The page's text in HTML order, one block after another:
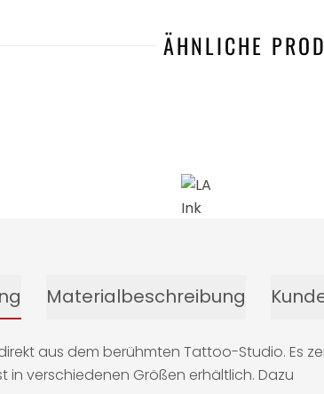
ÄHNLICHE
Materialbeschreibung
aus dem berühmten Tattoo-Studio. Es
in verschiedenen Größen erhältlich. Dazu